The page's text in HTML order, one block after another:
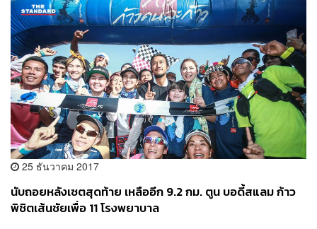
25 ธันวาคม 2017
นับถอยหลังเซตสุดท้าย เหลืออีก 9.2 กม. ตูน บอดี้สแลม ก้าว
พิชิตเส้นชัยเพื่อ 11 โรงพยาบาล